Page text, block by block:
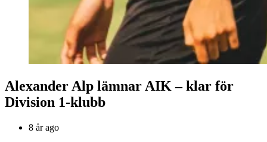
Alexander Alp lämnar AIK – klar för
Division 1-klubb
8 år ago